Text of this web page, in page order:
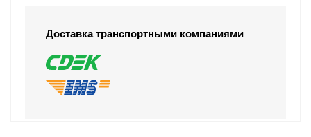
Доставка транспортными компаниями